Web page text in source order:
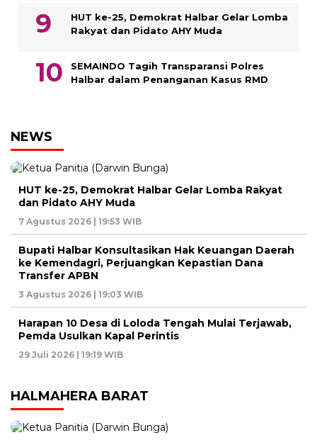
HUT ke-25, Demokrat Halbar Gelar Lomba
Rakyat dan Pidato AHY Muda
SEMAINDO Tagih Transparansi Polres
Halbar dalam Penanganan Kasus RMD
NEWS
HUT ke-25, Demokrat Halbar Gelar Lomba Rakyat
dan Pidato AHY Muda
7 Agustus 2026 | 19:53 WIB
Bupati Halbar Konsultasikan Hak Keuangan Daerah
ke Kemendagri, Perjuangkan Kepastian Dana
Transfer APBN
3 Agustus 2026 | 19:03 WIB
Harapan 10 Desa di Loloda Tengah Mulai Terjawab,
Pemda Usulkan Kapal Perintis
29 Juli 2026 | 19:19 WIB
HALMAHERA BARAT